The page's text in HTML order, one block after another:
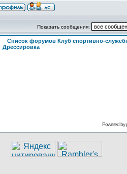
Показать сообщения:
Список форумов Клуб спортивно-
Дрессировка
Powered by